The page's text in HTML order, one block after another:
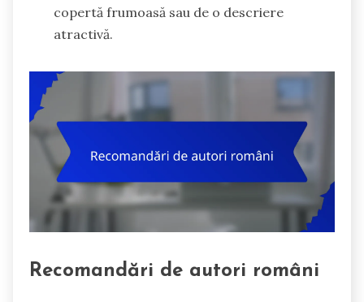
copertă frumoasă sau de o descriere
atractivă.
Recomandări de autori români